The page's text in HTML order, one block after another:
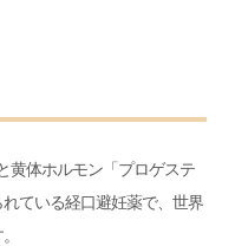
黄体ホルモン「プロゲステ
ている経口避妊薬で、世界